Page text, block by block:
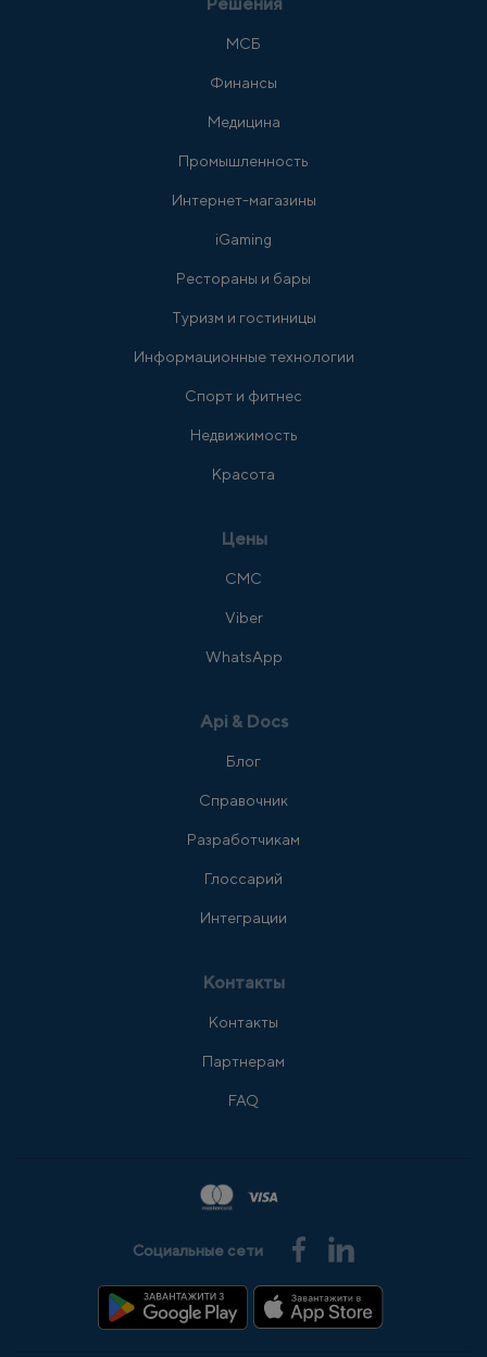
МСБ
Финансы
Медицина
Промышленность
Интернет-магазины
iGaming
Рестораны и бары
Туризм и гостиницы
Информационные технологии
Спорт и фитнес
Недвижимость
Красота
Цены
СМС
Viber
WhatsApp
Api & Docs
Блог
Справочник
Разработчикам
Глоссарий
Интеграции
Контакты
Контакты
Партнерам
FAQ
Социальные сети